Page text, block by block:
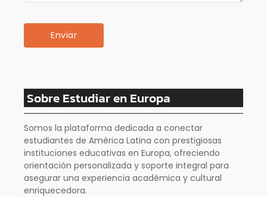
Sobre Estudiar en Europa
Somos la plataforma dedicada a conectar
estudiantes de América Latina con prestigiosas
instituciones educativas en Europa, ofreciendo
orientación personalizada y soporte integral para
asegurar una experiencia académica y cultural
enriquecedora.